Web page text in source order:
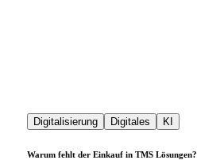
Digitalisierung Digitales KI
Warum fehlt der Einkauf in TMS Lösungen?